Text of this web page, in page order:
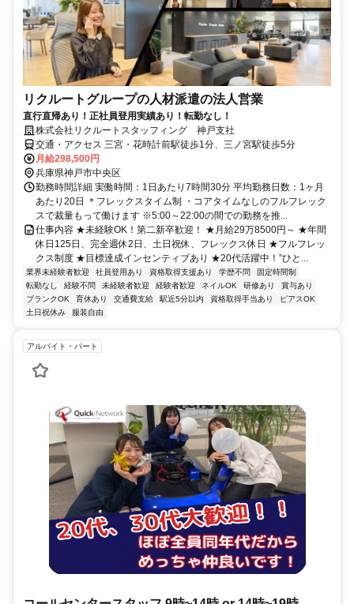
リクルートグループの人材派遣の法人営業
直行直帰あり！正社員登用実績あり！転勤なし！
株式会社リクルートスタッフィング 神戸支社
交通・アクセス 三宮・花時計前駅徒歩1分、三ノ宮駅徒歩5分
月給298,500円
兵庫県神戸市中央区
勤務時間詳細 実働時間：1日あたり7時間30分 平均勤務日数：1ヶ月
あたり20日 ＊フレックスタイム制 ・コアタイムなしのフルフレック
スで裁量もって働けます ※5:00～22:00の間での勤務を推...
仕事内容 ★未経験OK！第二新卒歓迎！ ★月給29万8500円～ ★年間
休日125日、完全週休2日、土日祝休、フレックス休日 ★フルフレッ
クス制度 ★目標達成インセンティブあり ★20代活躍中！”ひと...
業界未経験者歓迎 社員登用あり 資格取得支援あり 学歴不問
固定時間制
転勤なし
経験不問 未経験者歓迎 経験者歓迎 ネイルOK 研修あり
賞与あり
ブランクOK
育休あり 交通費支給 駅近5分以内 資格取得手当あり
ピアスOK
土日祝休み
服装自由
アルバイト・パート